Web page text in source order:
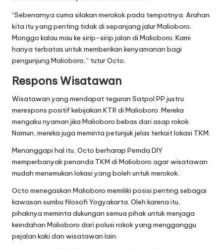
“Sebenarnya cuma silakan merokok pada tempatnya. Arahan
kita itu yang penting tidak di sepanjang jalur Malioboro.
Monggo kalau mau ke sirip-sirip jalan di Malioboro. Kami
hanya terbatas untuk memberikan kenyamanan bagi
pengunjung Malioboro,” tutur Octo.
Respons Wisatawan
Wisatawan yang mendapat teguran Satpol PP justru
merespons positif kebijakan KTR di Malioboro. Mereka
mengaku nyaman jika Malioboro bebas dari asap rokok.
Namun, mereka juga meminta petunjuk jelas terkait lokasi TKM.
Menanggapi hal itu, Octo berharap Pemda DIY
memperbanyak penanda TKM di Malioboro agar wisatawan
mudah menemukan lokasi yang boleh untuk merokok.
Octo menegaskan Malioboro memiliki posisi penting sebagai
kawasan sumbu filosofi Yogyakarta. Oleh karena itu,
pihaknya meminta dukungan semua pihak untuk menjaga
keindahan Malioboro dari polusi rokok yang mengganggu
pejalan kaki dan wisatawan lain.